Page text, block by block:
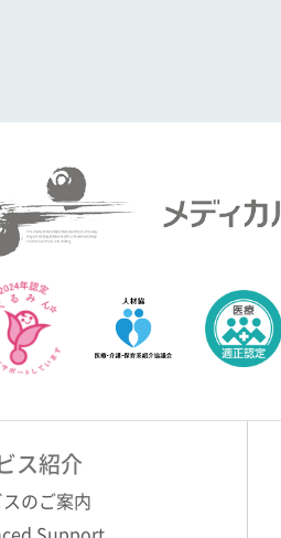
ス紹介
のご案内